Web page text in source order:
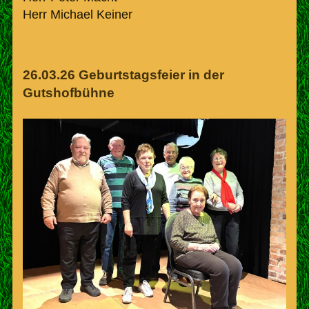
Herr Michael Keiner
26.03.26 Geburtstagsfeier in der
Gutshofbühne